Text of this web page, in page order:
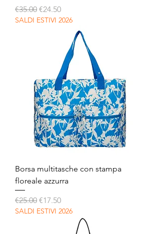
Regular Price
€35.00 Sale Price
€24.50
SALDI ESTIVI 2026
Borsa multitasche con stampa
floreale azzurra
Regular Price
€25.00 Sale Price
€17.50
SALDI ESTIVI 2026